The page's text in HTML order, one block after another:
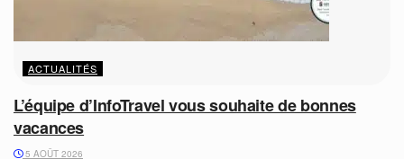
ACTUALITÉS
L’équipe d’InfoTravel vous souhaite de bonnes
vacances
5 AOÛT 2026